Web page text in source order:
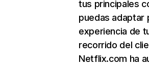
tus principales
puedas adaptar
experiencia de
recorrido del
Netflix.com ha